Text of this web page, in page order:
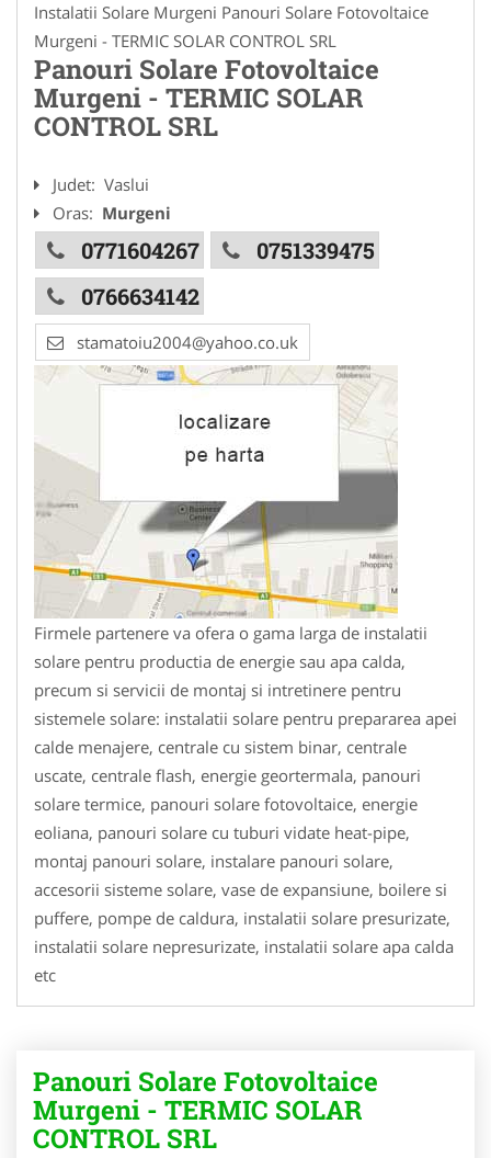
Instalatii Solare Murgeni Panouri Solare Fotovoltaice
Murgeni - TERMIC SOLAR CONTROL SRL
Panouri Solare Fotovoltaice
Murgeni - TERMIC SOLAR
CONTROL SRL
Judet: Vaslui
Oras: Murgeni
0771604267
0751339475
0766634142
stamatoiu2004@yahoo.co.uk
Firmele partenere va ofera o gama larga de instalatii
solare pentru productia de energie sau apa calda,
precum si servicii de montaj si intretinere pentru
sistemele solare: instalatii solare pentru prepararea apei
calde menajere, centrale cu sistem binar, centrale
uscate, centrale flash, energie geortermala, panouri
solare termice, panouri solare fotovoltaice, energie
eoliana, panouri solare cu tuburi vidate heat-pipe,
montaj panouri solare, instalare panouri solare,
accesorii sisteme solare, vase de expansiune, boilere si
puffere, pompe de caldura, instalatii solare presurizate,
instalatii solare nepresurizate, instalatii solare apa calda
etc
Panouri Solare Fotovoltaice
Murgeni - TERMIC SOLAR
CONTROL SRL